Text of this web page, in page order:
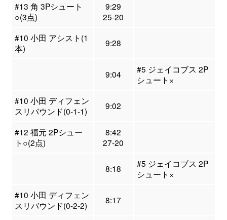
#13 角 3Pシュート
○(3点)
9:29
25-20
#10 小田 アシスト(1
本)
9:28
9:04
#5 ジェイコブス 2P
シュート×
#10 小田 ディフェン
スリバウンド(0-1-1)
9:02
#12 福元 2Pシュー
ト○(2点)
8:42
27-20
8:18
#5 ジェイコブス 2P
シュート×
#10 小田 ディフェン
スリバウンド(0-2-2)
8:17